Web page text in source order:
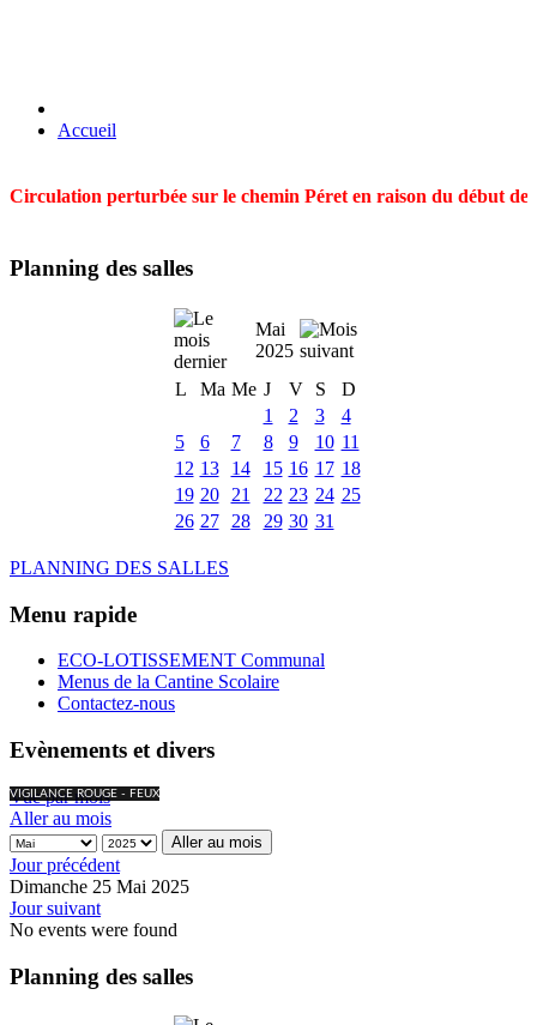
Accueil
Circulation perturbée sur le chemin Péret en raison du début
Planning des salles
Mai
2025
L
Ma Me J V S
D
1
2 3
4
5
6 7 8 9 10 11
12 13 14 15 16 17 18
19 20 21 22 23 24 25
26 27 28 29 30 31
PLANNING DES SALLES
Menu rapide
ECO-LOTISSEMENT Communal
Menus de la Cantine Scolaire
Contactez-nous
Evènements et divers
VIGILANCE ROUGE - FEUX
Vue par mois
Aller au mois
Aller au mois
Jour précédent
Dimanche 25 Mai 2025
Jour suivant
No events were found
Planning des salles